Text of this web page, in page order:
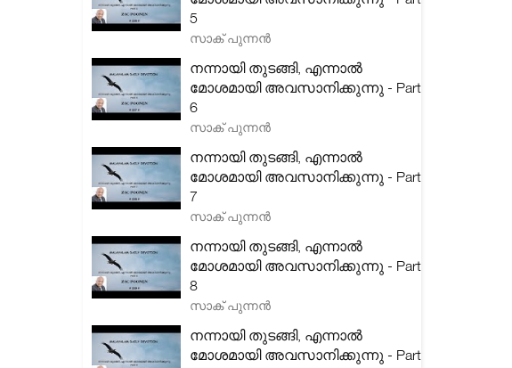
5
സാക് പുന്നൻ
നന്നായി തുടങ്ങി, എന്നാൽ
മോശമായി അവസാനിക്കുന്നു - Part
6
സാക് പുന്നൻ
നന്നായി തുടങ്ങി, എന്നാൽ
മോശമായി അവസാനിക്കുന്നു - Part
7
സാക് പുന്നൻ
നന്നായി തുടങ്ങി, എന്നാൽ
മോശമായി അവസാനിക്കുന്നു - Part
8
സാക് പുന്നൻ
നന്നായി തുടങ്ങി, എന്നാൽ
മോശമായി അവസാനിക്കുന്നു - Part